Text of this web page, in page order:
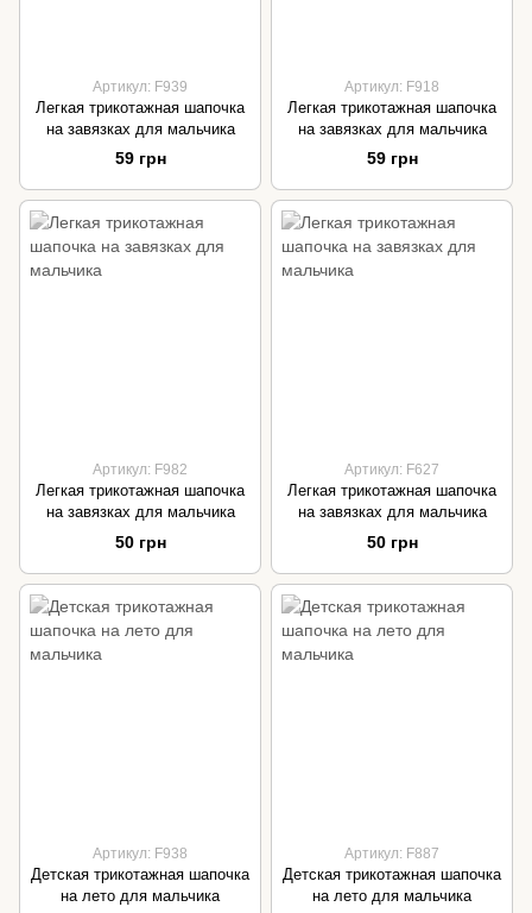
Артикул: F939
Легкая трикотажная шапочка
на завязках для мальчика
59 грн
Артикул: F918
Легкая трикотажная шапочка
на завязках для мальчика
59 грн
Артикул: F982
Легкая трикотажная шапочка
на завязках для мальчика
50 грн
Артикул: F627
Легкая трикотажная шапочка
на завязках для мальчика
50 грн
Артикул: F938
Детская трикотажная шапочка
на лето для мальчика
Артикул: F887
Детская трикотажная шапочка
на лето для мальчика